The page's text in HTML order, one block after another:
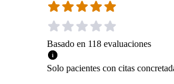
Basado en 118 evaluaciones
Solo pacientes con citas